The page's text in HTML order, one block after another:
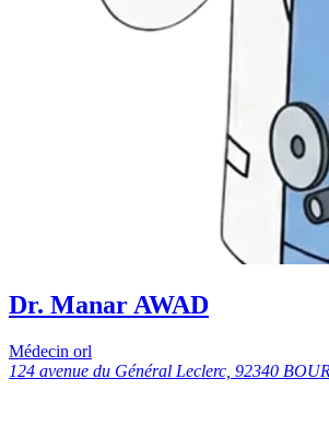
Dr. Manar AWAD
Médecin orl
124 avenue du Général Leclerc, 92340